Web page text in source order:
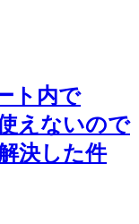
ト内で
えないので
決した件